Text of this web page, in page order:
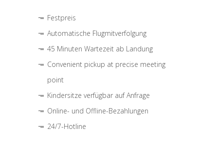
Festpreis
Automatische Flugmitverfolgung
45 Minuten Wartezeit ab Landung
Convenient pickup at precise meeting
point
Kindersitze verfügbar auf Anfrage
Online- und Offline-Bezahlungen
24/7-Hotline